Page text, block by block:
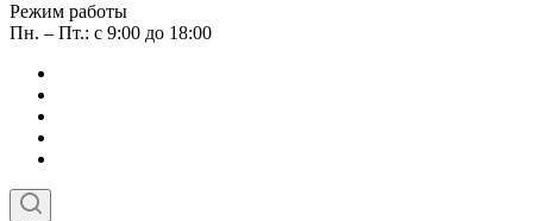
Режим работы
Пн. – Пт.: с 9:00 до 18:00